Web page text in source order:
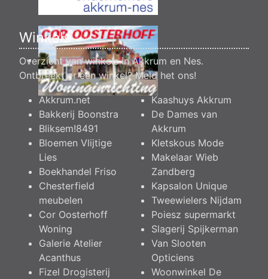
Winkels
Overzicht van winkels in Akkrum en Nes.
Ontbreekt er een winkel?Meld het ons!
Akkrum.net
Bakkerij Boonstra
Bliksem!8491
Bloemen Vlijtige
Lies
Boekhandel Friso
Chesterfield
meubelen
Cor Oosterhoff
Woning
Galerie Atelier
Acanthus
Fizel Drogisterij
Kaashuys Akkrum
De Dames van
Akkrum
Kletskous Mode
Makelaar Wieb
Zandberg
Kapsalon Unique
Tweewielers Nijdam
Poiesz supermarkt
Slagerij Spijkerman
Van Slooten
Opticiens
Woonwinkel De